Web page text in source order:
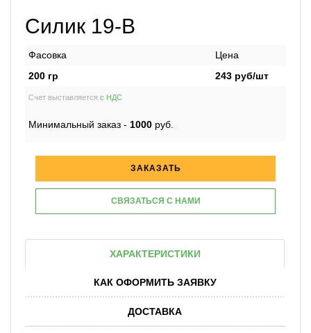
Силик 19-В
Фасовка
Цена
200 гр
243 руб/шт
Счет выставляется с НДС
Минимальный заказ - 1000 руб.
ЗАКАЗАТЬ
СВЯЗАТЬСЯ С НАМИ
ХАРАКТЕРИСТИКИ
КАК ОФОРМИТЬ ЗАЯВКУ
ДОСТАВКА